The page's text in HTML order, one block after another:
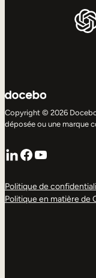
Copyright © 2026
déposée ou une marque
LinkedIn
Facebook
YouTube
Politique de
Politique en matière de